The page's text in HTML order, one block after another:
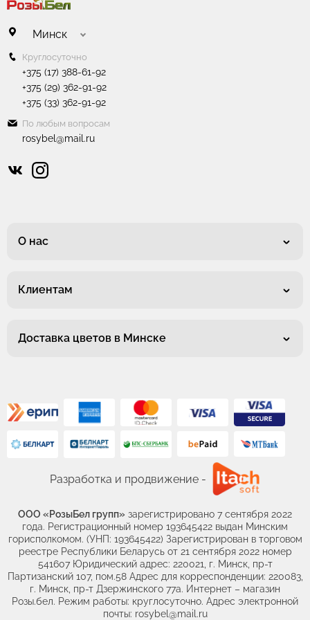
Минск
Круглосуточно
+375 (17) 388-61-92
+375 (29) 362-91-92
+375 (33) 362-91-92
По любым вопросам
rosybel@mail.ru
О нас
Клиентам
Доставка цветов в Минске
Разработка и продвижение -
ООО «РозыБел групп» зарегистрировано 7 сентября 2022
года. Регистрационный номер 193645422 выдан Минским
горисполкомом. (УНП: 193645422) Зарегистрирован в торговом
реестре Республики Беларусь от 21 сентября 2022 номер
541607 Юридический адрес: 220021, г. Минск, пр-т
Партизанский 107, пом.58 Адрес для корреспонденции: 220083,
г. Минск, пр-т Дзержинского 77а. Интернет – магазин
Розы.бел. Режим работы: круглосуточно. Адрес электронной
почты: rosybel@mail.ru